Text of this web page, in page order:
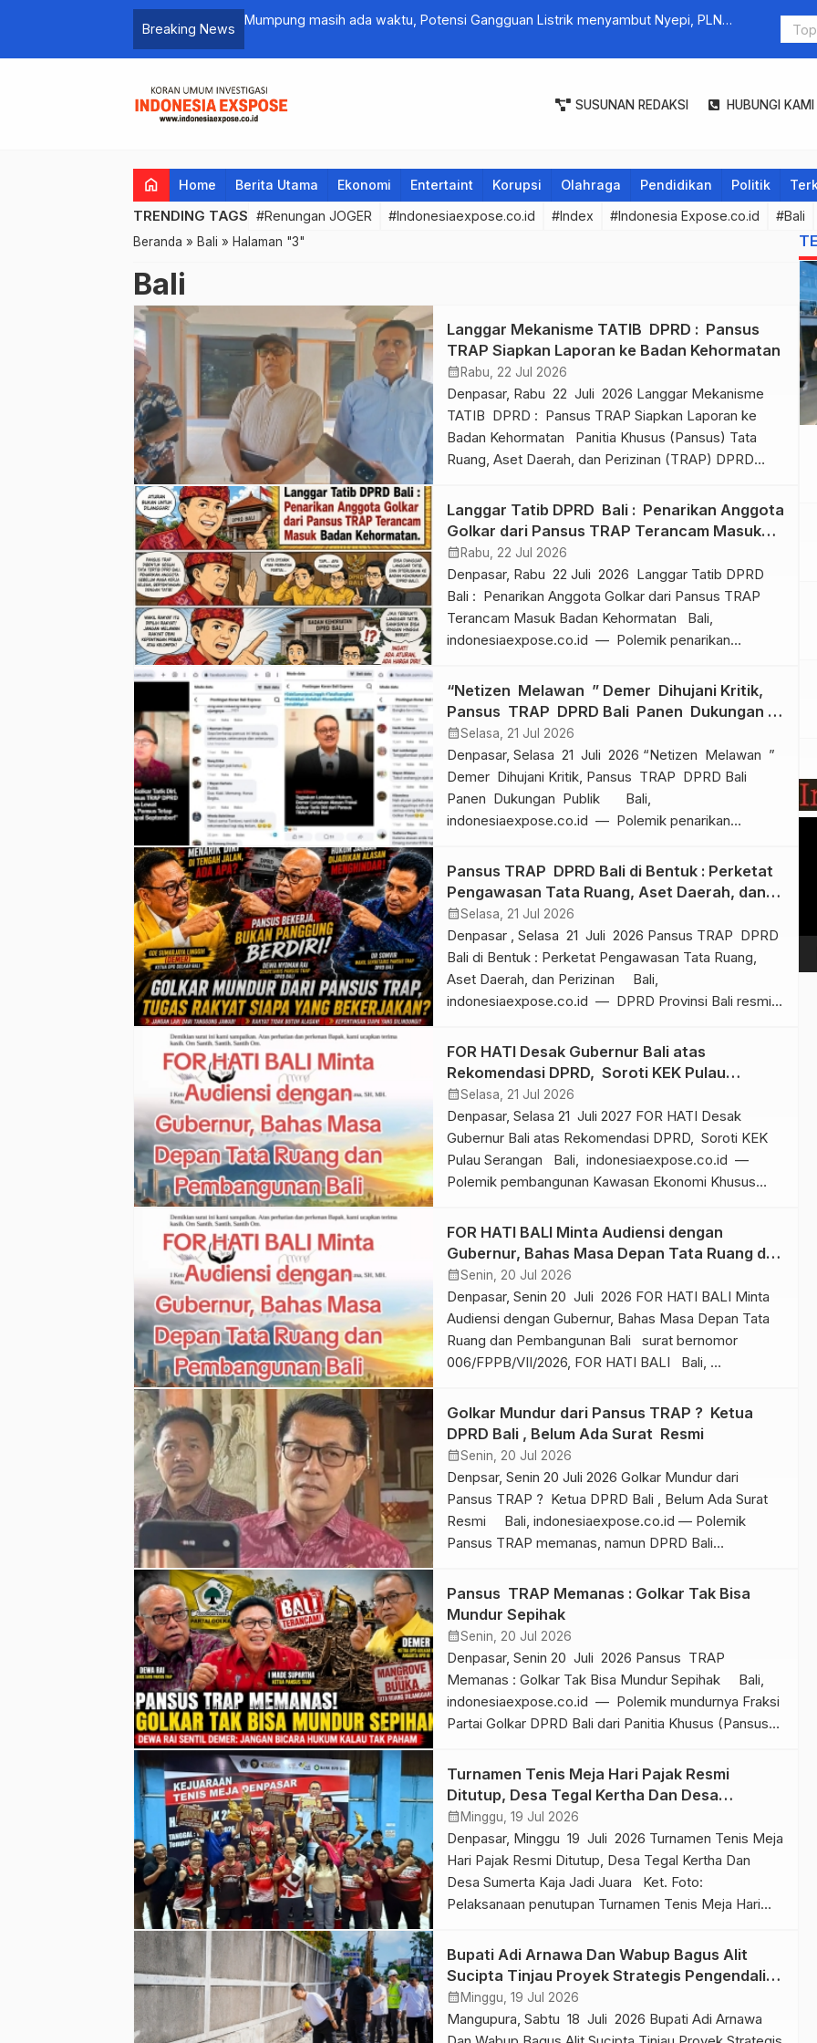
Breaking News
Mumpung masih ada waktu, Potensi Gangguan Listrik menyambut Nyepi, PLN
Sedana
SUSUNAN REDAKSI HUBUNGI KAMI
home Home Berita Utama Ekonomi Entertaint Korupsi Olahraga Pendidikan Politik
TRENDING TAGS #Renungan JOGER #Indonesiaexpose.co.id #Index #Indonesia Expose.co.id #Bali
Beranda » Bali » Halaman "3"
Bali
Langgar Mekanisme TATIB DPRD : Pansus
TRAP Siapkan Laporan ke Badan Kehormatan
calendar_month Rabu, 22 Jul 2026
Denpasar, Rabu 22 Juli 2026 Langgar Mekanisme
TATIB DPRD : Pansus TRAP Siapkan Laporan ke
Badan Kehormatan Panitia Khusus (Pansus) Tata
Ruang, Aset Daerah, dan Perizinan (TRAP) DPRD
Polemik penarikan anggota Fraksi Partai Golkar dari
Panitia Khusus (Pansus) Tata Ruang, Aset Daerah,
dan Perizinan (TRAP) DPRD Provinsi Bali […]
Langgar Tatib DPRD Bali : Penarikan Anggota
Golkar dari Pansus TRAP Terancam Masuk
Badan Kehormatan
calendar_month Rabu, 22 Jul 2026
Denpasar, Rabu 22 Juli 2026 Langgar Tatib DPRD
Bali : Penarikan Anggota Golkar dari Pansus TRAP
Terancam Masuk Badan Kehormatan Bali,
indonesiaexpose.co.id — Polemik penarikan
(Pansus) Tata Ruang, Aset Daerah, dan Perizinan
(TRAP) DPRD Bali memasuki babak baru. Ketua
Pansus TRAP Dr. (c) Made Supartha, S.H., M.H. […]
“Netizen Melawan ” Demer Dihujani Kritik,
Pansus TRAP DPRD Bali Panen Dukungan
Publik
calendar_monthSelasa, 21 Jul 2026
Denpasar, Selasa 21 Juli 2026 “Netizen Melawan ”
Demer Dihujani Kritik, Pansus TRAP DPRD Bali
Panen Dukungan Publik Bali,
indonesiaexpose.co.id — Polemik penarikan
Ruang, Aset Daerah, dan Perizinan (Pansus TRAP)
DPRD Bali kini tidak lagi hanya bergulir di ruang politik.
Jagat media sosial meledak. […]
Pansus TRAP DPRD Bali di Bentuk : Perketat
Pengawasan Tata Ruang, Aset Daerah, dan
Perizinan
calendar_monthSelasa, 21 Jul 2026
Denpasar , Selasa 21 Juli 2026 Pansus TRAP DPRD
Bali di Bentuk : Perketat Pengawasan Tata Ruang,
Aset Daerah, dan Perizinan Bali,
indonesiaexpose.co.id — DPRD Provinsi Bali resmi
Peraturan Daerah terkait Tata Ruang, Aset Daerah,
dan Perizinan (TRAP) sebagai langkah memperkuat
fungsi pengawasan terhadap pelaksanaan berbagai
peraturan daerah […]
FOR HATI Desak Gubernur Bali atas
Rekomendasi DPRD, Soroti KEK Pulau
Serangan
calendar_monthSelasa, 21 Jul 2026
Denpasar, Selasa 21 Juli 2027 FOR HATI Desak
Gubernur Bali atas Rekomendasi DPRD, Soroti KEK
Pulau Serangan Bali, indonesiaexpose.co.id —
Polemik pembangunan Kawasan Ekonomi Khusus
Pemerhati Pembangunan Bali (FOR HATI)
melontarkan tujuh pernyataan sikap yang ditujukan
langsung kepada Gubernur Bali. Desakan tersebut
tidak hanya menyasar Pemerintah Provinsi […]
FOR HATI BALI Minta Audiensi dengan
Gubernur, Bahas Masa Depan Tata Ruang dan
Pembangunan Bali
calendar_monthSenin, 20 Jul 2026
Denpasar, Senin 20 Juli 2026 FOR HATI BALI Minta
Audiensi dengan Gubernur, Bahas Masa Depan Tata
Ruang dan Pembangunan Bali surat bernomor
006/FPPB/VII/2026, FOR HATI BALI Bali,
Pembangunan Bali (FOR HATI BALI) secara resmi
mengajukan permohonan audiensi kepada Gubernur
Bali melalui surat tertanggal 18 Juli 2026. Audiensi
dijadwalkan berlangsung […]
Golkar Mundur dari Pansus TRAP ? Ketua
DPRD Bali , Belum Ada Surat Resmi
calendar_monthSenin, 20 Jul 2026
Denpsar, Senin 20 Juli 2026 Golkar Mundur dari
Pansus TRAP ? Ketua DPRD Bali , Belum Ada Surat
Resmi Bali, indonesiaexpose.co.id — Polemik
Pansus TRAP memanas, namun DPRD Bali
mekanisme resmi dan musyawarah, sembari
memastikan agenda pembahasan rekomendasi
strategis tetap berjalan. Sebelumnya, Instruksi Ketua
DPD I Partai Golkar […]
Pansus TRAP Memanas : Golkar Tak Bisa
Mundur Sepihak
calendar_monthSenin, 20 Jul 2026
Denpasar, Senin 20 Juli 2026 Pansus TRAP
Memanas : Golkar Tak Bisa Mundur Sepihak Bali,
indonesiaexpose.co.id — Polemik mundurnya Fraksi
Partai Golkar DPRD Bali dari Panitia Khusus (Pansus)
semakin memanas. Pimpinan Pansus menegaskan
penarikan anggota Golkar tidak bisa dilakukan secara
sepihak karena harus mengikuti mekanisme resmi […]
Turnamen Tenis Meja Hari Pajak Resmi
Ditutup, Desa Tegal Kertha Dan Desa
Sumerta Kaja Jadi Juara
calendar_month Minggu, 19 Jul 2026
Denpasar, Minggu 19 Juli 2026 Turnamen Tenis Meja
Hari Pajak Resmi Ditutup, Desa Tegal Kertha Dan
Desa Sumerta Kaja Jadi Juara Ket. Foto:
Pelaksanaan penutupan Turnamen Tenis Meja Hari
piala, piagam, uang pembinaan, dan tabungan dari
Bank BPD Bali di Graha Yowana Suci Denpasar, Sabtu
(18/7/2026) petang. […]
Bupati Adi Arnawa Dan Wabup Bagus Alit
Sucipta Tinjau Proyek Strategis Pengendali
Banjir Di Kuta
calendar_month Minggu, 19 Jul 2026
Mangupura, Sabtu 18 Juli 2026 Bupati Adi Arnawa